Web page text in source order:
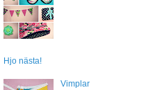
Hjo nästa!
Vimplar